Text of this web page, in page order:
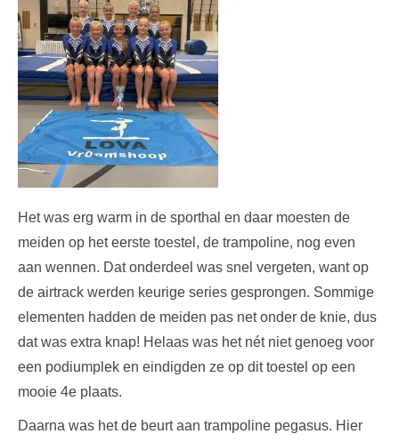
Het was erg warm in de sporthal en daar moesten de
meiden op het eerste toestel, de trampoline, nog even
aan wennen. Dat onderdeel was snel vergeten, want op
de airtrack werden keurige series gesprongen. Sommige
elementen hadden de meiden pas net onder de knie, dus
dat was extra knap! Helaas was het nét niet genoeg voor
een podiumplek en eindigden ze op dit toestel op een
mooie 4e plaats.
Daarna was het de beurt aan trampoline pegasus. Hier